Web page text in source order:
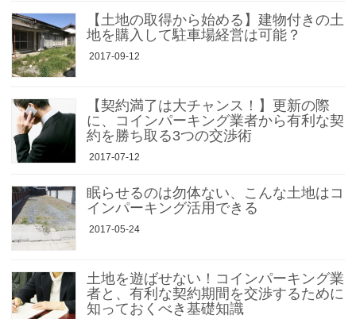
【土地の取得から始める】建物付きの土
地を購入して駐車場経営は可能？
2017-09-12
【契約満了は大チャンス！】更新の際
に、コインパーキング業者から有利な契
約を勝ち取る3つの交渉術
2017-07-12
眠らせるのは勿体ない、こんな土地はコ
インパーキング活用できる
2017-05-24
土地を遊ばせない！コインパーキング業
者と、有利な契約期間を交渉するために
知っておくべき基礎知識